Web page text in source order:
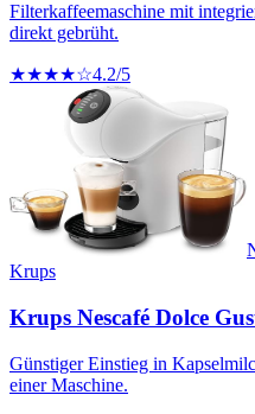
Filterkaffeemaschine mit
direkt gebrüht.
★★★★☆4.2/5
Krups
Krups Nescafé Dolce
Günstiger Einstieg in
einer Maschine.